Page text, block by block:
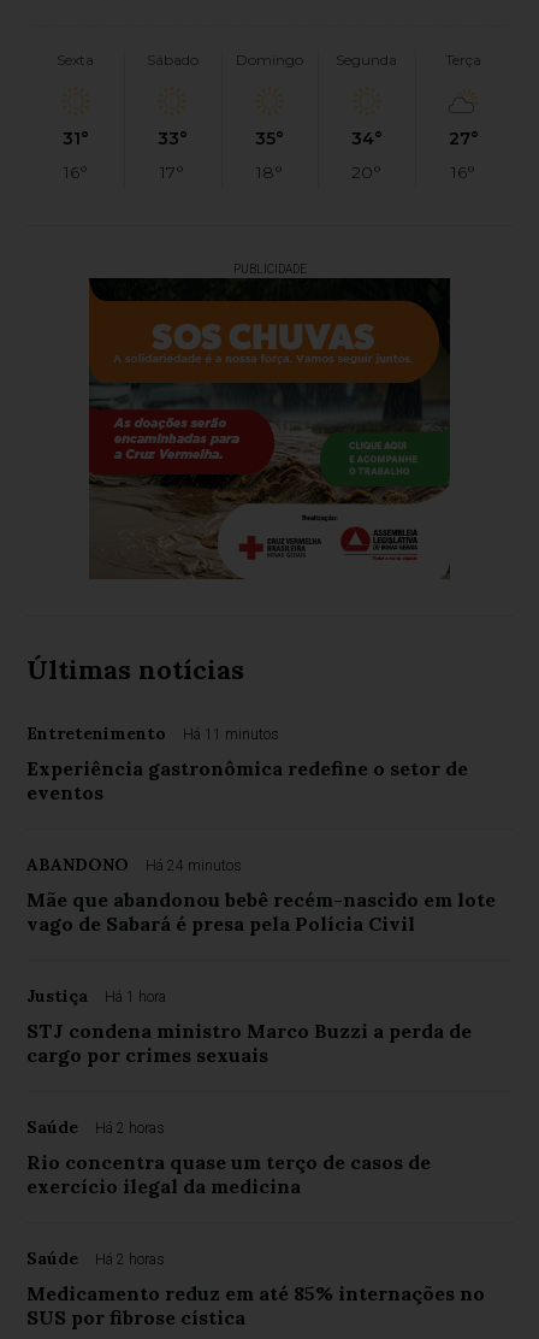
Sexta
31°
16°
Sábado
33°
17°
Domingo
35°
18°
Segunda
34°
20°
Terça
27°
16°
PUBLICIDADE
Últimas notícias
Entretenimento Há 11 minutos
Experiência gastronômica redefine o setor de
eventos
ABANDONO Há 24 minutos
Mãe que abandonou bebê recém-nascido em lote
vago de Sabará é presa pela Polícia Civil
Justiça Há 1 hora
STJ condena ministro Marco Buzzi a perda de
cargo por crimes sexuais
Saúde Há 2 horas
Rio concentra quase um terço de casos de
exercício ilegal da medicina
Saúde Há 2 horas
Medicamento reduz em até 85% internações no
SUS por fibrose cística